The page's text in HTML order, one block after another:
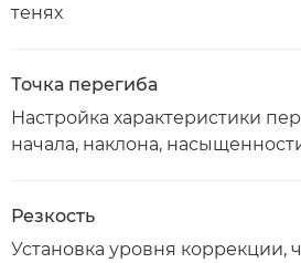
тенях
Точка перегиба
Настройка характеристики
начала, наклона,
Резкость
Установка уровня коррекции,